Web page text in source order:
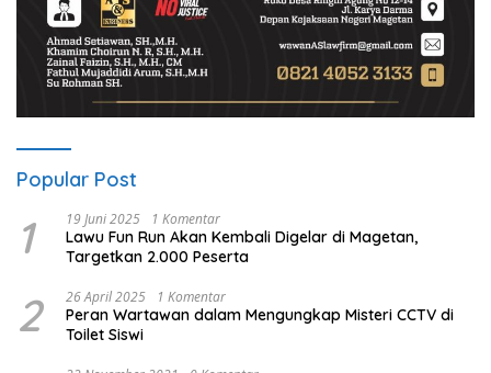
Popular Post
1 19 Juni 2025 1 Komentar
Lawu Fun Run Akan Kembali Digelar di Magetan,
Targetkan 2.000 Peserta
2 26 April 2025 1 Komentar
Peran Wartawan dalam Mengungkap Misteri CCTV di
Toilet Siswi